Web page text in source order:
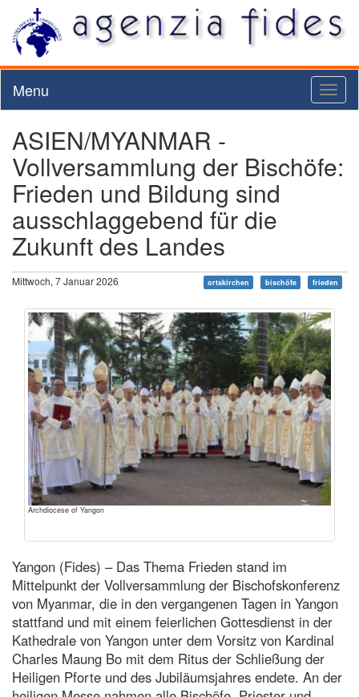
Menu
ASIEN/MYANMAR -
Vollversammlung der Bischöfe:
Frieden und Bildung sind
ausschlaggebend für die
Zukunft des Landes
Mittwoch, 7 Januar 2026 ortskirchen bischöfe frieden
Archdiocese of Yangon
Yangon (Fides) – Das Thema Frieden stand im
Mittelpunkt der Vollversammlung der Bischofskonferenz
von Myanmar, die in den vergangenen Tagen in Yangon
stattfand und mit einem feierlichen Gottesdienst in der
Kathedrale von Yangon unter dem Vorsitz von Kardinal
Charles Maung Bo mit dem Ritus der Schließung der
Heiligen Pforte und des Jubiläumsjahres endete. An der